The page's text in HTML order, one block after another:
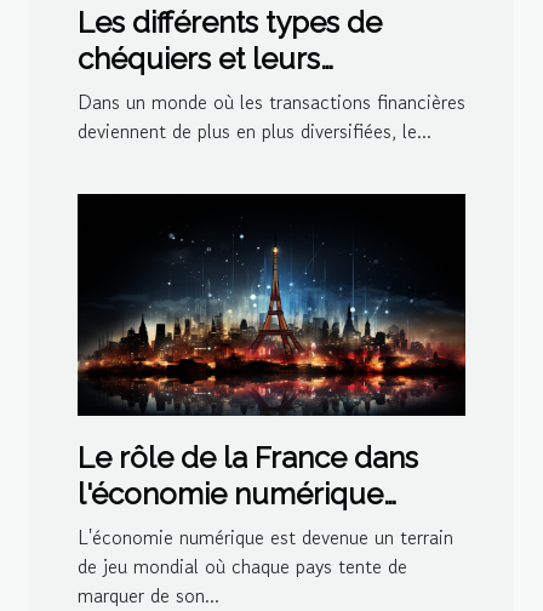
Les différents types de
chéquiers et leurs
spécificités : choisir le
meilleur pour vos besoins
Dans un monde où les transactions financières
deviennent de plus en plus diversifiées, le...
Le rôle de la France dans
l'économie numérique
mondiale
L'économie numérique est devenue un terrain
de jeu mondial où chaque pays tente de
marquer de son...